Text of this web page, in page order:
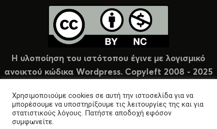
Η υλοποίηση του ιστότοπου έγινε με λογισμικό
ανοικτού κώδικα Wordpress. Copyleft 2008 - 2025
Χρησιμοποιούμε cookies σε αυτή την ιστοσελίδα για να
μπορέσουμε να υποστηρίξουμε τις λειτουργίες της και για
στατιστικούς λόγους. Πατήστε αποδοχή εφόσον
συμφωνείτε.